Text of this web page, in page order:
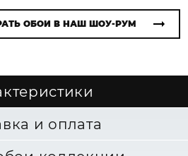
ОБОИ В НАШ ШОУ-РУМ
и оплата